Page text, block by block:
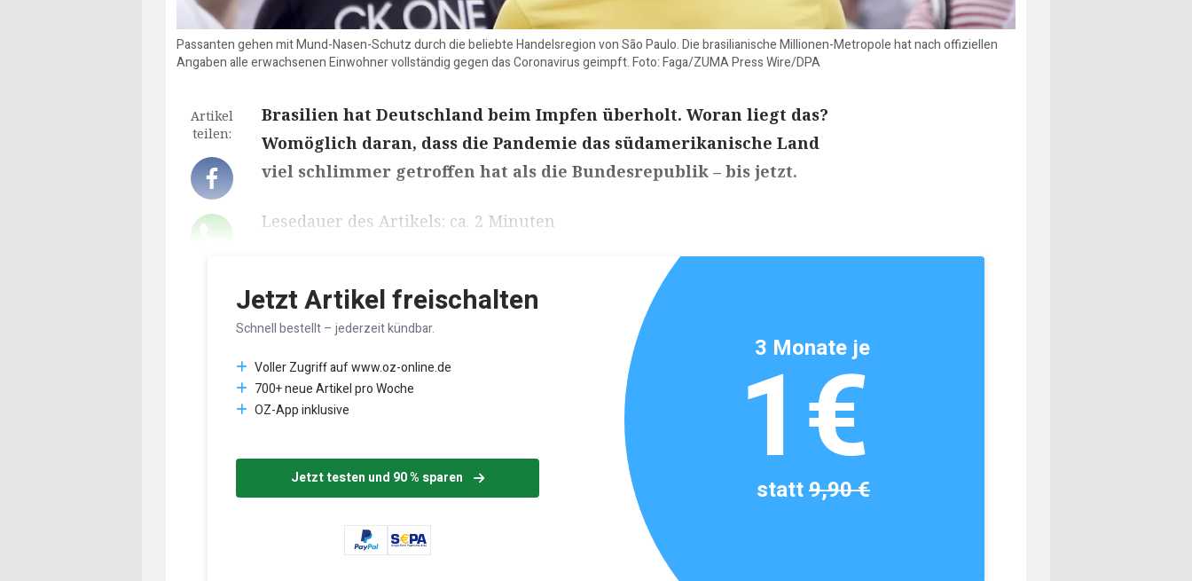
Passanten gehen mit Mund-Nasen-Schutz durch die beliebte Handelsregion von São Paulo. Die brasilianische Millionen-Metropole hat nach offiziellen
Angaben alle erwachsenen Einwohner vollständig gegen das Coronavirus geimpft. Foto: Faga/ZUMA Press Wire/DPA
Artikel
teilen:
Brasilien hat Deutschland beim Impfen überholt. Woran liegt das?
Womöglich daran, dass die Pandemie das südamerikanische Land
viel schlimmer getroffen hat als die Bundesrepublik – bis jetzt.
Lesedauer des Artikels: ca. 2 Minuten
Jetzt Artikel freischalten
Schnell bestellt – jederzeit kündbar.
Voller Zugriff auf www.oz-online.de
700+ neue Artikel pro Woche
OZ-App inklusive
Jetzt testen und 90 % sparen
3 Monate je
1€
statt9,90 €